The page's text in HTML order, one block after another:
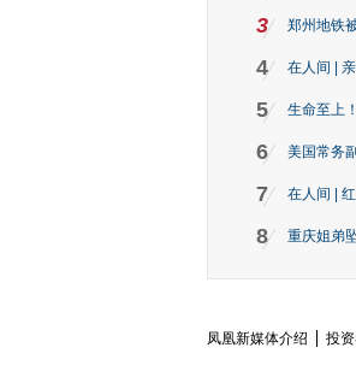
3 郑州地铁
4 在人间 |
5 生命至上
6 美国常务
7 在人间 |
8 重庆姐弟
凤凰新媒体介绍 投